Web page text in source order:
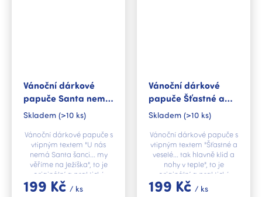
Vánoční dárkové
papuče Santa nemá
šanci
Skladem (>10 ks)
199 Kč / ks
Vánoční dárkové papuče s
vtipným textem "U nás
nemá Santa šanci... my
věříme na Ježíška", to je
originální a praktický
dárek pro vaše blízké.
Vánoční dárkové
papuče Šťastné a
veselé
Skladem (>10 ks)
199 Kč / ks
Vánoční dárkové papuče s
vtipným textem "Šťastné a
veselé... tak hlavně klid a
nohy v teple", to je
originální a praktický
dárek pro vaše blízké.